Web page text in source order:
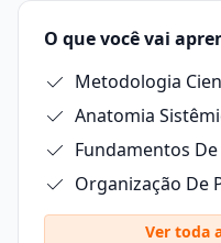
O que você vai
Metodologia
Anatomia
Fundamentos
Organização De
Ver toda